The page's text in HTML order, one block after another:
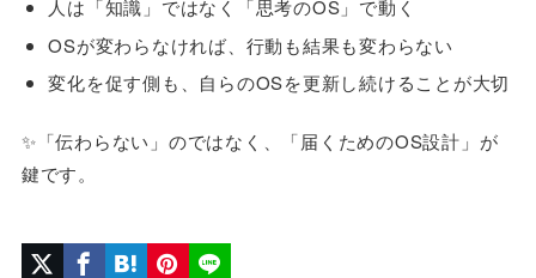
人は「知識」ではなく「思考のOS」で動く
OSが変わらなければ、行動も結果も変わらない
変化を促す側も、自らのOSを更新し続けることが大切
✨「伝わらない」のではなく、「届くためのOS設計」が
鍵です。